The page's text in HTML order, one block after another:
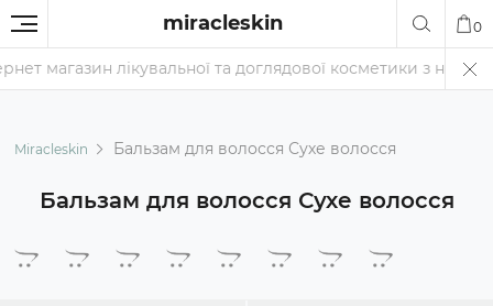
miracleskin 0
магазин лікувальної та доглядової косметики з
Miracleskin Бальзам для волосся Сухе волосся
Бальзам для волосся Сухе волосся